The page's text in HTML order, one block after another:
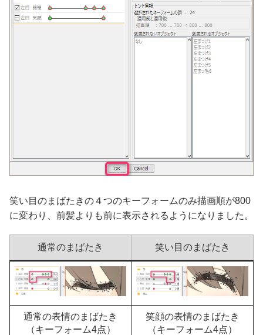
笑い目のまばたきの４つのキーフォームのみ描画順が800
に変わり、前髪よりも前に表示されるようになりました。
通常のまばたき 笑い目のまばたき
通常の表情のまばたき
（キーフォーム4点）
笑顔の表情のまばたき
（キーフォーム4点）